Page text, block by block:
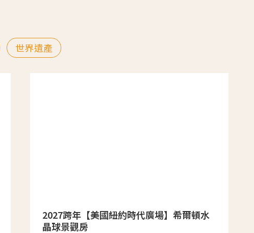
世界遺產
2027跨年【美國紐約時代廣場】希爾頓水
晶球景觀房